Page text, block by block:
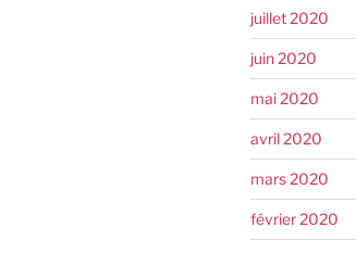
juillet 2020
juin 2020
mai 2020
avril 2020
mars 2020
février 2020